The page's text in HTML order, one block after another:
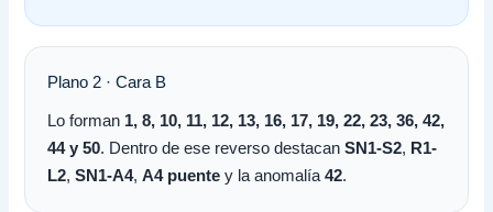
Plano 2 · Cara B
Lo forman 1, 8, 10, 11, 12, 13, 16, 17, 19, 22, 23, 36, 42,
44 y 50. Dentro de ese reverso destacanSN1-S2, R1-
L2,SN1-A4,A4 puente y la anomalía42.